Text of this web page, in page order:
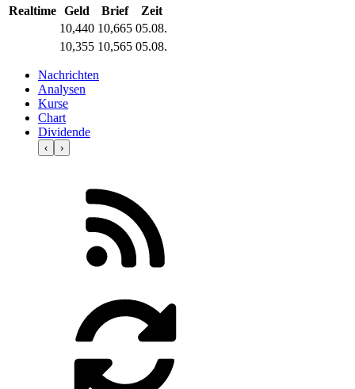
Realtime Geld Brief
Zeit
10,440 10,665 05.08.
10,355 10,565 05.08.
Nachrichten
Analysen
Kurse
Chart
Dividende
‹ ›